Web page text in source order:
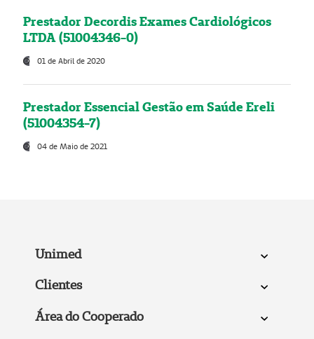
Prestador Decordis Exames Cardiológicos
LTDA (51004346-0)
01 de Abril de 2020
Prestador Essencial Gestão em Saúde Ereli
(51004354-7)
04 de Maio de 2021
Unimed
Clientes
Área do Cooperado